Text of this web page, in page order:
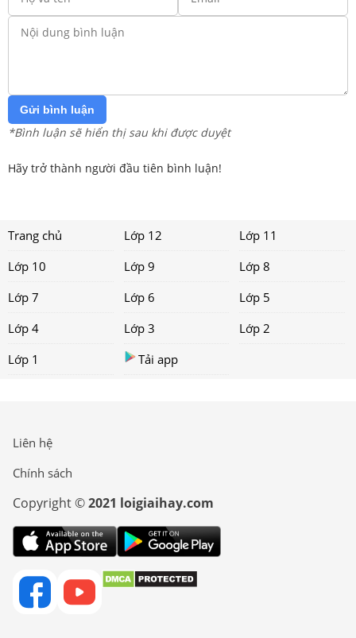
Gửi bình luận
*Bình luận sẽ hiển thị sau khi được duyệt
Hãy trở thành người đầu tiên bình luận!
Trang chủ Lớp 12
Lớp 11
Lớp 10
Lớp 9
Lớp 8
Lớp 7
Lớp 6
Lớp 5
Lớp 4
Lớp 3
Lớp 2
Lớp 1
Tải app
Liên hệ
Chính sách
Copyright ©2021 loigiaihay.com